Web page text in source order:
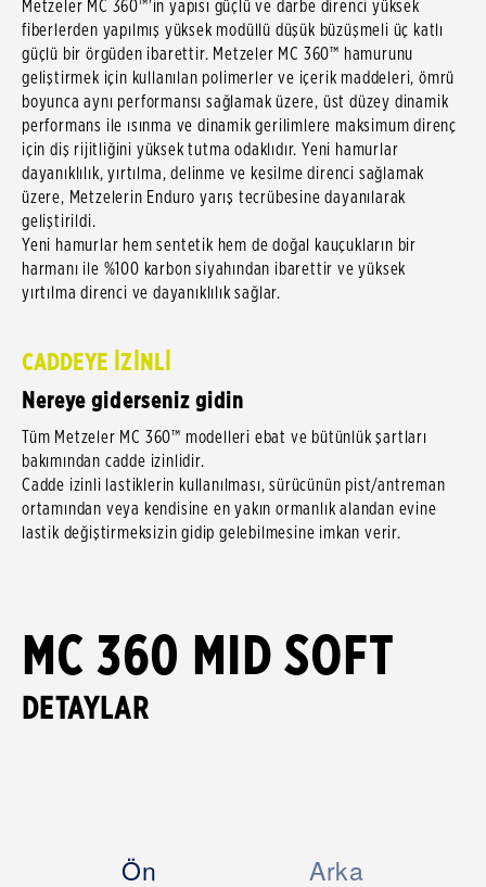
Metzeler MC 360™'in yapısı güçlü ve darbe direnci yüksek
fiberlerden yapılmış yüksek modüllü düşük büzüşmeli üç katlı
güçlü bir örgüden ibarettir. Metzeler MC 360™ hamurunu
geliştirmek için kullanılan polimerler ve içerik maddeleri, ömrü
boyunca aynı performansı sağlamak üzere, üst düzey dinamik
performans ile ısınma ve dinamik gerilimlere maksimum direnç
için diş rijitliğini yüksek tutma odaklıdır. Yeni hamurlar
dayanıklılık, yırtılma, delinme ve kesilme direnci sağlamak
üzere, Metzelerin Enduro yarış tecrübesine dayanılarak
geliştirildi.
Yeni hamurlar hem sentetik hem de doğal kauçukların bir
harmanı ile %100 karbon siyahından ibarettir ve yüksek
yırtılma direnci ve dayanıklılık sağlar.
CADDEYE İZİNLİ
Nereye giderseniz gidin
Tüm Metzeler MC 360™ modelleri ebat ve bütünlük şartları
bakımından cadde izinlidir.
Cadde izinli lastiklerin kullanılması, sürücünün pist/antreman
ortamından veya kendisine en yakın ormanlık alandan evine
lastik değiştirmeksizin gidip gelebilmesine imkan verir.
MC 360 MID SOFT
DETAYLAR
Ön Arka